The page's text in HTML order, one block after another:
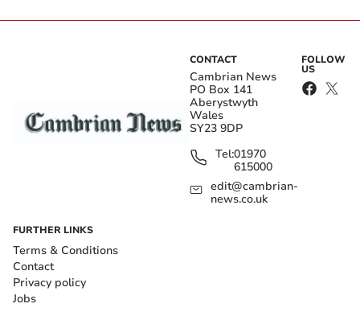
CONTACT
Cambrian News
PO Box 141
Aberystwyth
Wales
SY23 9DP
Tel:01970
615000
edit@cambrian-
news.co.uk
FOLLOW
US
FURTHER LINKS
Terms & Conditions
Contact
Privacy policy
Jobs